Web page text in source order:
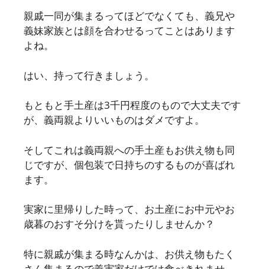
親戚一同が集まるってほどでなくても、義兄や
義妹家族とは顔を合わせるってことはあります
よね。
はい、持って行きましょう。
もともと手土産は3千円程度のもので大丈夫です
が、義両親よりいいものはダメですよ。
そしてこれは義両親への手土産もお供え物も同
じですが、個包装で日持ちのするものが喜ばれ
ます。
実家に里帰りした時って、お土産にお中元やお
歳暮のおすそ分けを貰ったりしませんか？
特に親戚が集まる時なんかは、お供え物もたく